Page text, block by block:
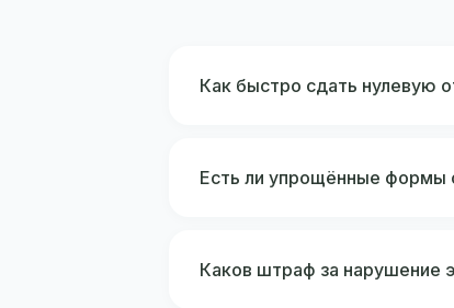
Как быстро сдать нулевую
Есть ли упрощённые формы
Каков штраф за нарушение